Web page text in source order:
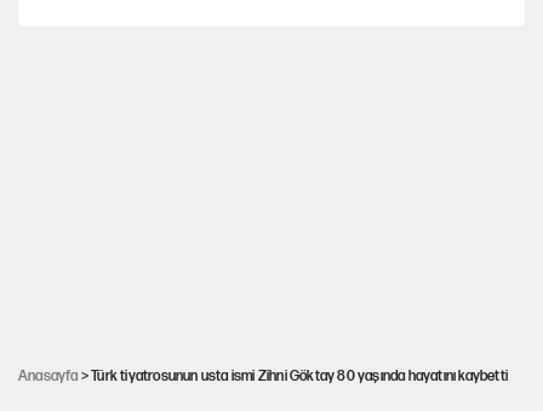
Anasayfa > Türk tiyatrosunun usta ismi Zihni Göktay 80 yaşında hayatını kaybetti